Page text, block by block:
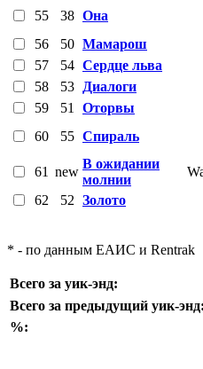
55 38 Она
56
50 Мамарош
57
54 Сердце льва
58
53 Диалоги
59
51 Оторвы
60
55 Спираль
61 new
В ожидании
молнии
62
52 Золото
* - по данным ЕАИС и Rentrak
Всего за уик-энд:
Всего за предыдущий уик-энд:
%: